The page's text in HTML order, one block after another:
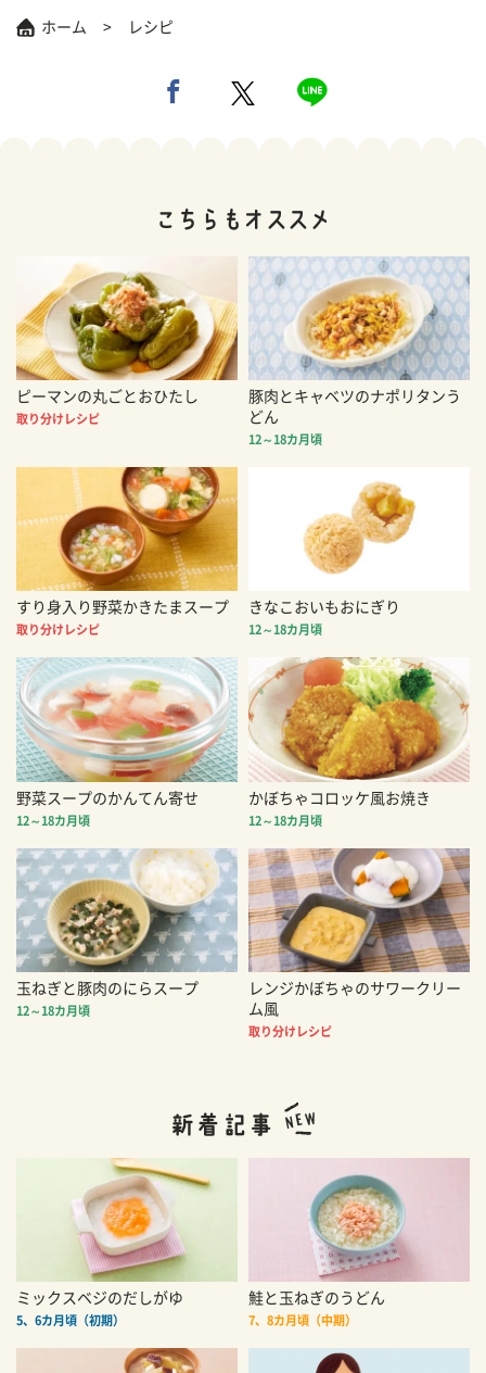
ホーム レシピ
ピーマンの丸ごとおひたし
取り分けレシピ
豚肉とキャベツのナポリタンう
どん
12～18カ月頃
すり身入り野菜かきたまスープ
取り分けレシピ
きなこおいもおにぎり
12～18カ月頃
野菜スープのかんてん寄せ
12～18カ月頃
かぼちゃコロッケ風お焼き
12～18カ月頃
玉ねぎと豚肉のにらスープ
12～18カ月頃
レンジかぼちゃのサワークリー
ム風
取り分けレシピ
ミックスベジのだしがゆ
5、6カ月頃（初期）
鮭と玉ねぎのうどん
7、8カ月頃（中期）